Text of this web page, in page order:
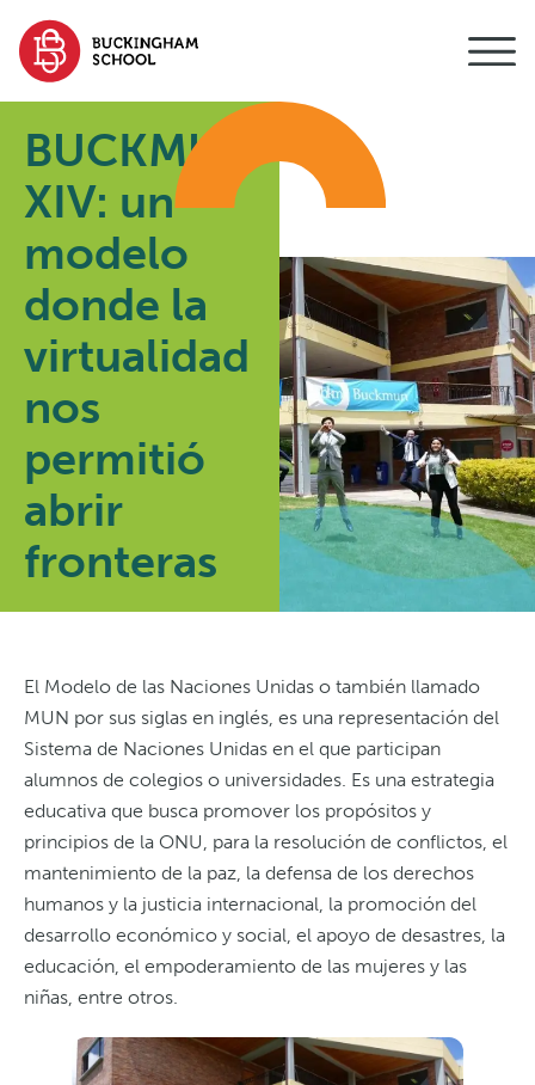
contenido
BUCKMUN
XIV: un
modelo
donde la
virtualidad
nos
permitió
abrir
fronteras
El Modelo de las Naciones Unidas o también llamado
MUN por sus siglas en inglés, es una representación del
Sistema de Naciones Unidas en el que participan
alumnos de colegios o universidades. Es una estrategia
educativa que busca promover los propósitos y
principios de la ONU, para la resolución de conflictos, el
mantenimiento de la paz, la defensa de los derechos
humanos y la justicia internacional, la promoción del
desarrollo económico y social, el apoyo de desastres, la
educación, el empoderamiento de las mujeres y las
niñas, entre otros.